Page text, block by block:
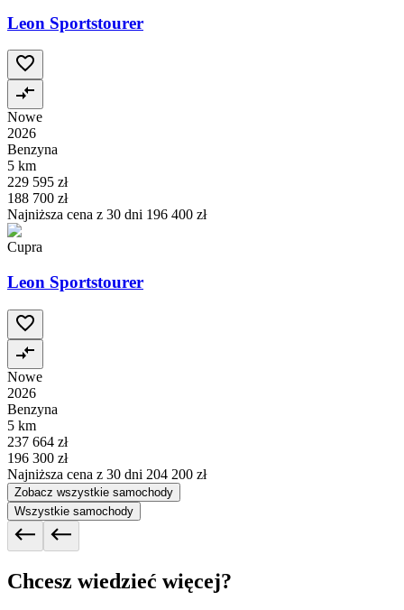
Leon Sportstourer
Nowe
2026
Benzyna
5 km
229 595 zł
188 700 zł
Najniższa cena z 30 dni 196 400 zł
Cupra
Leon Sportstourer
Nowe
2026
Benzyna
5 km
237 664 zł
196 300 zł
Najniższa cena z 30 dni 204 200 zł
Zobacz wszystkie samochody
Wszystkie samochody
Chcesz wiedzieć więcej?